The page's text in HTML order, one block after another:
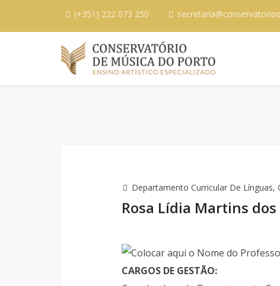
(+351) 222 073 250
Departamento Curricular De Línguas,
Rosa Lídia Martins
CARGOS DE GESTÃO: